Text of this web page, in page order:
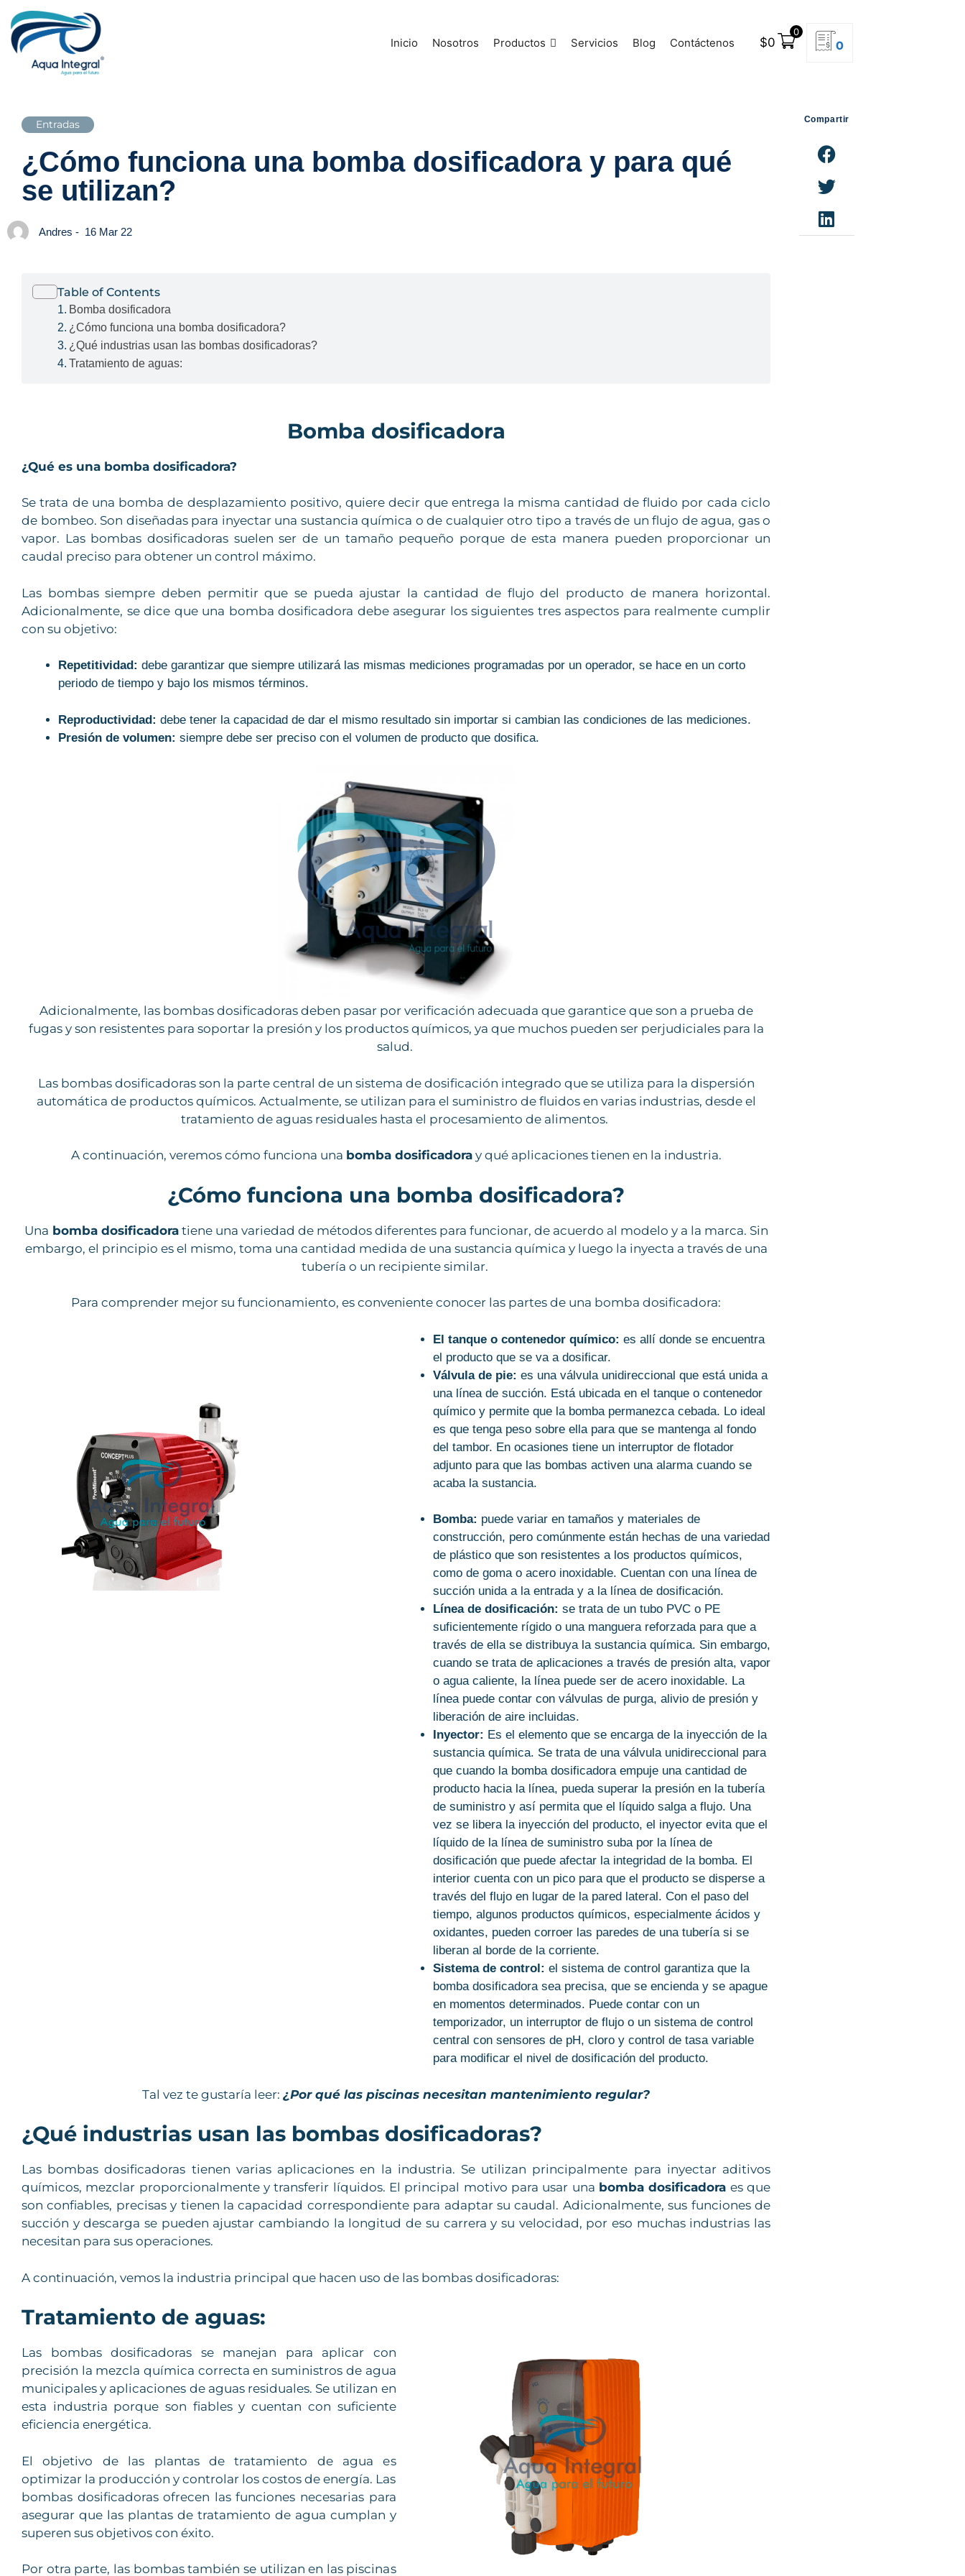
Inicio Nosotros Productos Servicios Blog Contáctenos $0
0
0
Entradas
¿Cómo funciona una bomba dosificadora y para qué
se utilizan?
Andres - 16 Mar 22
Table of Contents
Bomba dosificadora
¿Cómo funciona una bomba dosificadora?
¿Qué industrias usan las bombas dosificadoras?
Tratamiento de aguas:
Bomba dosificadora
¿Qué es una bomba dosificadora?
Se trata de una bomba de desplazamiento positivo, quiere decir que entrega la misma cantidad de fluido por cada ciclo
de bombeo. Son diseñadas para inyectar una sustancia química o de cualquier otro tipo a través de un flujo de agua, gas o
vapor. Las bombas dosificadoras suelen ser de un tamaño pequeño porque de esta manera pueden proporcionar un
caudal preciso para obtener un control máximo.
Las bombas siempre deben permitir que se pueda ajustar la cantidad de flujo del producto de manera horizontal.
Adicionalmente, se dice que una bomba dosificadora debe asegurar los siguientes tres aspectos para realmente cumplir
con su objetivo:
Repetitividad: debe garantizar que siempre utilizará las mismas mediciones programadas por un operador, se hace en un corto
periodo de tiempo y bajo los mismos términos.
Reproductividad: debe tener la capacidad de dar el mismo resultado sin importar si cambian las condiciones de las mediciones.
Presión de volumen: siempre debe ser preciso con el volumen de producto que dosifica.
Adicionalmente, las bombas dosificadoras deben pasar por verificación adecuada que garantice que son a prueba de
fugas y son resistentes para soportar la presión y los productos químicos, ya que muchos pueden ser perjudiciales para la
salud.
Las bombas dosificadoras son la parte central de un sistema de dosificación integrado que se utiliza para la dispersión
automática de productos químicos. Actualmente, se utilizan para el suministro de fluidos en varias industrias, desde el
tratamiento de aguas residuales hasta el procesamiento de alimentos.
A continuación, veremos cómo funciona una bomba dosificadoray qué aplicaciones tienen en la industria.
¿Cómo funciona una bomba dosificadora?
Una bomba dosificadoratiene una variedad de métodos diferentes para funcionar, de acuerdo al modelo y a la marca. Sin
embargo, el principio es el mismo, toma una cantidad medida de una sustancia química y luego la inyecta a través de una
tubería o un recipiente similar.
Para comprender mejor su funcionamiento, es conveniente conocer las partes de una bomba dosificadora:
El tanque o contenedor químico: es allí donde se encuentra
el producto que se va a dosificar.
Válvula de pie: es una válvula unidireccional que está unida a
una línea de succión. Está ubicada en el tanque o contenedor
químico y permite que la bomba permanezca cebada. Lo ideal
es que tenga peso sobre ella para que se mantenga al fondo
del tambor. En ocasiones tiene un interruptor de flotador
adjunto para que las bombas activen una alarma cuando se
acaba la sustancia.
Bomba: puede variar en tamaños y materiales de
construcción, pero comúnmente están hechas de una variedad
de plástico que son resistentes a los productos químicos,
como de goma o acero inoxidable. Cuentan con una línea de
succión unida a la entrada y a la línea de dosificación.
Línea de dosificación: se trata de un tubo PVC o PE
suficientemente rígido o una manguera reforzada para que a
través de ella se distribuya la sustancia química. Sin embargo,
cuando se trata de aplicaciones a través de presión alta, vapor
o agua caliente, la línea puede ser de acero inoxidable. La
línea puede contar con válvulas de purga, alivio de presión y
liberación de aire incluidas.
Inyector: Es el elemento que se encarga de la inyección de la
sustancia química. Se trata de una válvula unidireccional para
que cuando la bomba dosificadora empuje una cantidad de
producto hacia la línea, pueda superar la presión en la tubería
de suministro y así permita que el líquido salga a flujo. Una
vez se libera la inyección del producto, el inyector evita que el
líquido de la línea de suministro suba por la línea de
dosificación que puede afectar la integridad de la bomba. El
interior cuenta con un pico para que el producto se disperse a
través del flujo en lugar de la pared lateral. Con el paso del
tiempo, algunos productos químicos, especialmente ácidos y
oxidantes, pueden corroer las paredes de una tubería si se
liberan al borde de la corriente.
Sistema de control: el sistema de control garantiza que la
bomba dosificadora sea precisa, que se encienda y se apague
en momentos determinados. Puede contar con un
temporizador, un interruptor de flujo o un sistema de control
central con sensores de pH, cloro y control de tasa variable
para modificar el nivel de dosificación del producto.
Tal vez te gustaría leer: ¿Por qué las piscinas necesitan mantenimiento regular?
¿Qué industrias usan las bombas dosificadoras?
Las bombas dosificadoras tienen varias aplicaciones en la industria. Se utilizan principalmente para inyectar aditivos
químicos, mezclar proporcionalmente y transferir líquidos. El principal motivo para usar una bomba dosificadora es que
son confiables, precisas y tienen la capacidad correspondiente para adaptar su caudal. Adicionalmente, sus funciones de
succión y descarga se pueden ajustar cambiando la longitud de su carrera y su velocidad, por eso muchas industrias las
necesitan para sus operaciones.
A continuación, vemos la industria principal que hacen uso de las bombas dosificadoras:
Tratamiento de aguas:
Las bombas dosificadoras se manejan para aplicar con
precisión la mezcla química correcta en suministros de agua
municipales y aplicaciones de aguas residuales. Se utilizan en
esta industria porque son fiables y cuentan con suficiente
eficiencia energética.
El objetivo de las plantas de tratamiento de agua es
optimizar la producción y controlar los costos de energía. Las
bombas dosificadoras ofrecen las funciones necesarias para
asegurar que las plantas de tratamiento de agua cumplan y
superen sus objetivos con éxito.
Por otra parte, las bombas también se utilizan en las piscinas
Compartir